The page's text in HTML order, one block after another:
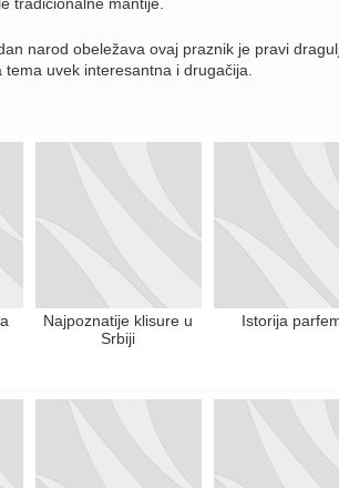
narod obeležava ovaj praznik je pravi
uvek interesantna i drugačija.
Najpoznatije klisure u
Srbiji
Istorija